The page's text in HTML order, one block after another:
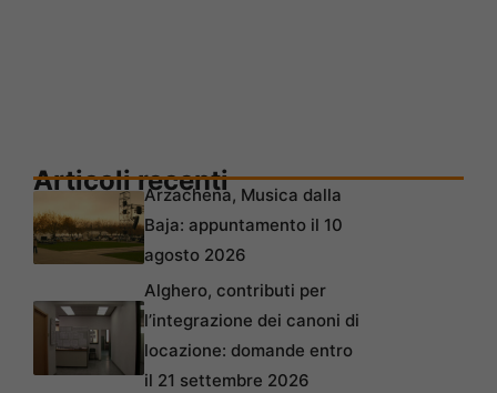
Articoli recentiArzachena, Musica dalla
Baja: appuntamento il 10
agosto 2026
Alghero, contributi per
l’integrazione dei canoni di
locazione: domande entro
il 21 settembre 2026